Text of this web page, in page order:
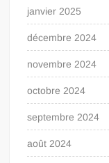
janvier 2025
décembre 2024
novembre 2024
octobre 2024
septembre 2024
août 2024